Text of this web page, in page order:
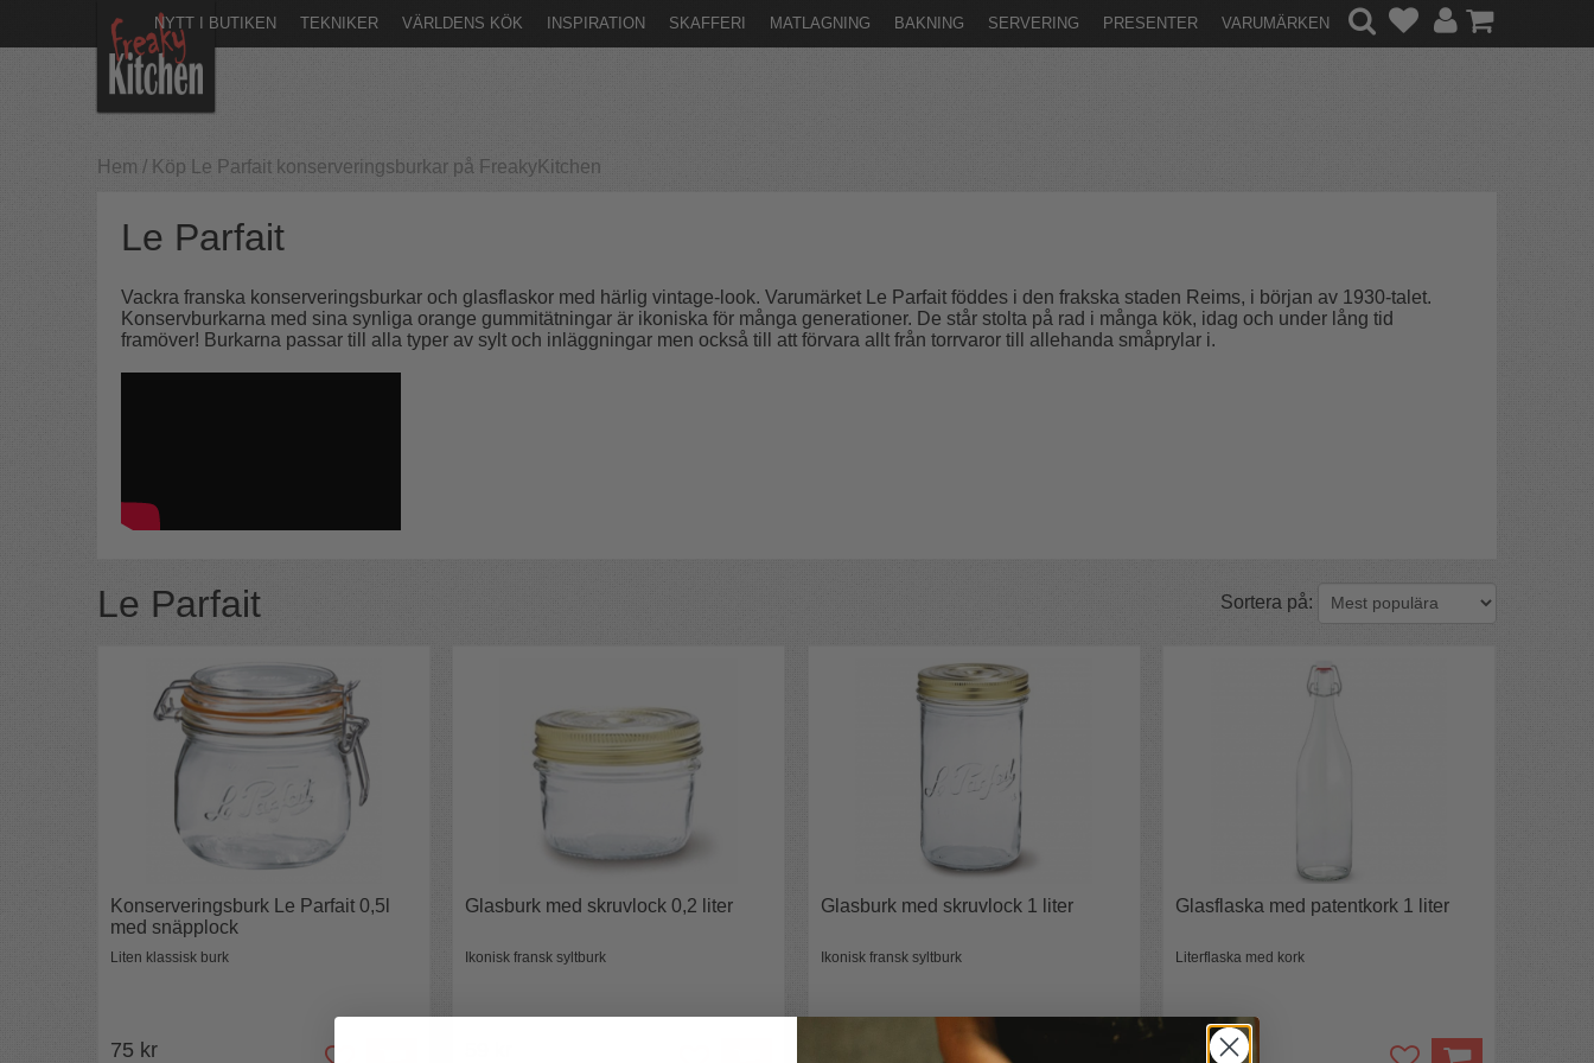
NYTT I BUTIKEN TEKNIKER VÄRLDENS KÖK INSPIRATION SKAFFERI MATLAGNING BAKNING SERVERING PRESENTER VARUMÄRKEN
Hem / Köp Le Parfait konserveringsburkar på FreakyKitchen
Le Parfait
Vackra franska konserveringsburkar och glasflaskor med härlig vintage-look. Varumärket Le Parfait föddes i den frakska staden Reims, i början av 1930-talet.
Konservburkarna med sina synliga orange gummitätningar är ikoniska för många generationer. De står stolta på rad i många kök, idag och under lång tid
framöver! Burkarna passar till alla typer av sylt och inläggningar men också till att förvara allt från torrvaror till allehanda småprylar i.
Le Parfait Sortera på:
Konserveringsburk Le Parfait 0,5l
med snäpplock
Liten klassisk burk
75 kr
Glasburk med skruvlock 0,2 liter
Ikonisk fransk syltburk
Glasburk med skruvlock 1 liter
Ikonisk fransk syltburk
Glasflaska med patentkork 1 liter
Literflaska med kork
79 kr